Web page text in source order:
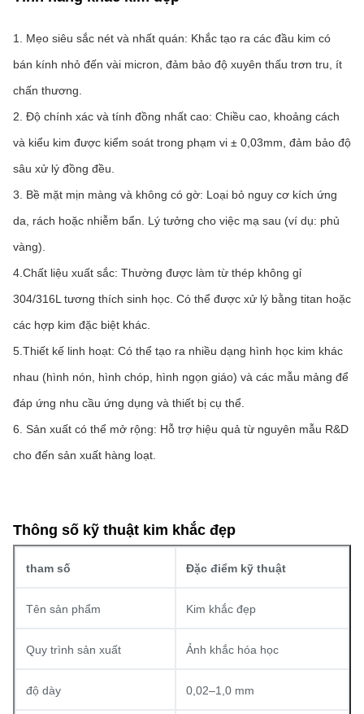
1. Mẹo siêu sắc nét và nhất quán: Khắc tạo ra các đầu kim có
bán kính nhỏ đến vài micron, đảm bảo độ xuyên thấu trơn tru, ít
chấn thương.
2. Độ chính xác và tính đồng nhất cao: Chiều cao, khoảng cách
và kiểu kim được kiểm soát trong phạm vi ± 0,03mm, đảm bảo độ
sâu xử lý đồng đều.
3. Bề mặt mịn màng và không có gờ: Loại bỏ nguy cơ kích ứng
da, rách hoặc nhiễm bẩn. Lý tưởng cho việc mạ sau (ví dụ: phủ
vàng).
4.Chất liệu xuất sắc: Thường được làm từ thép không gỉ
304/316L tương thích sinh học. Có thể được xử lý bằng titan hoặc
các hợp kim đặc biệt khác.
5.Thiết kế linh hoạt: Có thể tạo ra nhiều dạng hình học kim khác
nhau (hình nón, hình chóp, hình ngọn giáo) và các mẫu mảng để
đáp ứng nhu cầu ứng dụng và thiết bị cụ thể.
6. Sản xuất có thể mở rộng: Hỗ trợ hiệu quả từ nguyên mẫu R&D
cho đến sản xuất hàng loạt.
Thông số kỹ thuật kim khắc đẹp
tham số Đặc điểm kỹ thuật
Tên sản phẩm Kim khắc đẹp
Quy trình sản xuất Ảnh khắc hóa học
độ dày 0,02–1,0 mm